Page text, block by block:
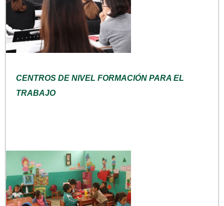
CENTROS DE NIVEL FORMACIÓN PARA EL
TRABAJO